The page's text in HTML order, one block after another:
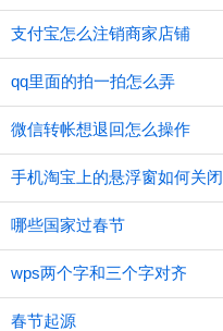
支付宝怎么注销商家店铺
qq里面的拍一拍怎么弄
微信转帐想退回怎么操作
手机淘宝上的悬浮窗如何关闭
哪些国家过春节
wps两个字和三个字对齐
春节起源